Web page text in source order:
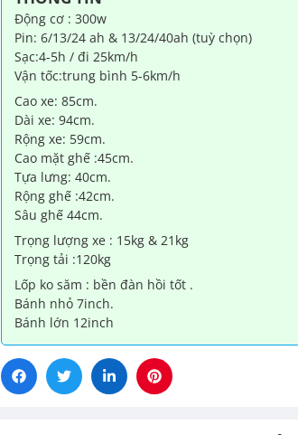
&
S600-
6
số
lượng
Động cơ : 300w
Pin: 6/13/24 ah & 13/24/40ah (tuỳ chọn)
Sạc:4-5h / đi 25km/h
Vận tốc:trung bình 5-6km/h
Cao xe: 85cm.
Dài xe: 94cm.
Rộng xe: 59cm.
Cao mặt ghế :45cm.
Tựa lưng: 40cm.
Rộng ghế :42cm.
Sâu ghế 44cm.
Trọng lượng xe : 15kg & 21kg
Trọng tải :120kg
Lốp ko săm : bền đàn hồi tốt .
Bánh nhỏ 7inch.
Bánh lớn 12inch